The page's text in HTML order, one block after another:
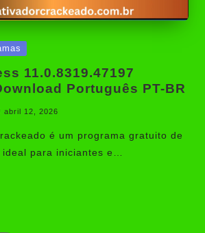
11.0.8319.47197
Português PT-BR
abril 12, 2026
é um programa gratuito de
ideal para iniciantes e…